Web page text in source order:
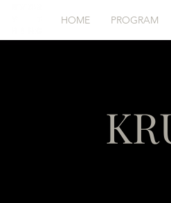
HOME PROGRAM